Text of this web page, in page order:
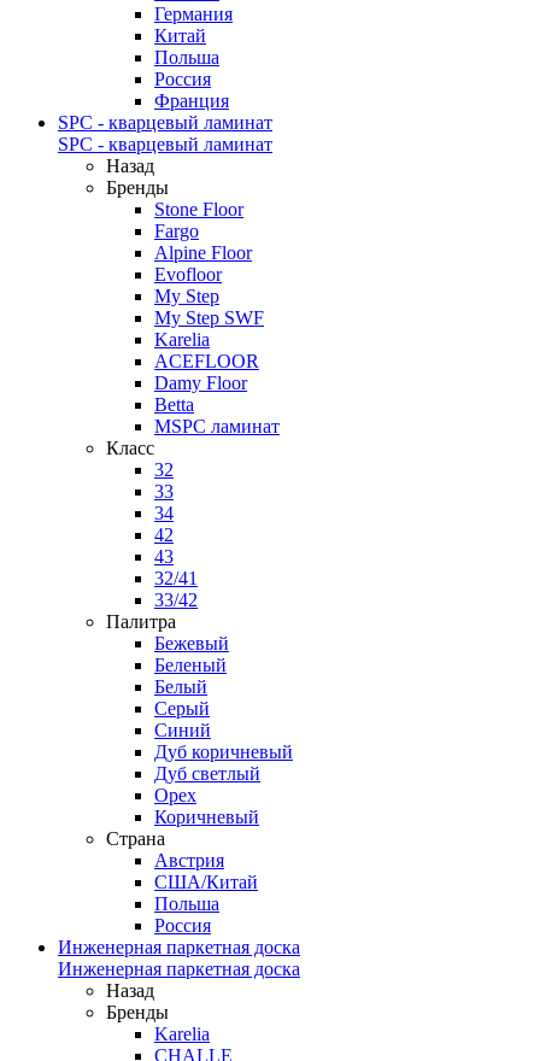
Германия
Китай
Польша
Россия
Франция
SPC - кварцевый ламинат
SPC - кварцевый ламинат
Назад
Бренды
Stone Floor
Fargo
Alpine Floor
Evofloor
My Step
My Step SWF
Karelia
ACEFLOOR
Damy Floor
Betta
MSPC ламинат
Класс
32
33
34
42
43
32/41
33/42
Палитра
Бежевый
Беленый
Белый
Серый
Синий
Дуб коричневый
Дуб светлый
Орех
Коричневый
Страна
Австрия
США/Китай
Польша
Россия
Инженерная паркетная доска
Инженерная паркетная доска
Назад
Бренды
Karelia
CHALLE